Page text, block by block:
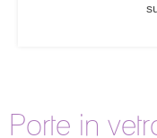
Porte in